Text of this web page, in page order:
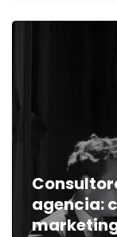
agencia: